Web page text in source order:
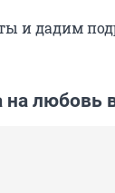
и дадим
на любовь